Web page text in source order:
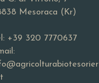
Mesoraca (Kr)
+39 320 7770637